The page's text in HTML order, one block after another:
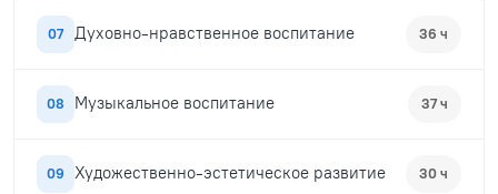
07 Духовно-нравственное воспитание 36 ч
08 Музыкальное воспитание 37 ч
09 Художественно-эстетическое развитие 30 ч